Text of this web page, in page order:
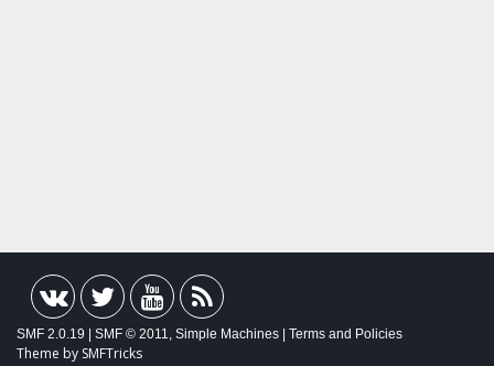
SMF 2.0.19 | SMF © 2011 Simple Machines | Terms and Policies
Theme by SMFTricks